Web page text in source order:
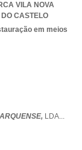
VILA NOVA
CASTELO
em meios
LDA...